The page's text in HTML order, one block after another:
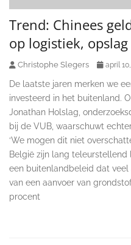
Trend: Chinees
op logistiek,
Christophe Slegers april 10,
De laatste jaren merken we
investeerd in het buitenland.
Jonathan Holslag,
bij de VUB, waarschuwt
‘We mogen dit niet
België zijn lang teleurstellend
een buitenlandbeleid dat
van een aanvoer van
procent